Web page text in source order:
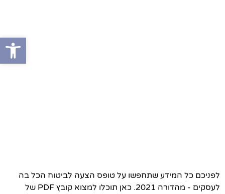
לפניכם כל המידע שתחפשו על טופס הצעה לביטוח הכל בה
לעסקים - מהדורה 2021. כאן תוכלו למצוא קובץ PDF של
פתח